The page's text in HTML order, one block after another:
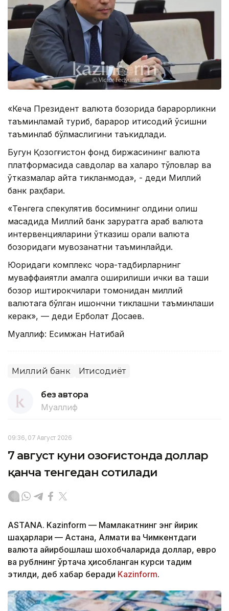
«Кеча Президент валюта бозорида барқарорликни
таъминламай туриб, барқарор иқтисодий ўсишни
таъминлаб бўлмаслигини таъкидлади.
Бугун Қозогғистон фонд биржасининг валюта
платформасида савдолар ва халқаро тўловлар ва
ўтказмалар қайта тикланмоқда», - деди Миллий
банк раҳбари.
«Тенгега спекулятив босимнинг олдини олиш
мақсадида Миллий банк заруратга қараб валюта
интервенцияларини ўтказиш орқали валюта
бозоридаги мувозанатни таъминлайди.
Юқоридаги комплекс чора-тадбирларнинг
муваффақиятли амалга оширилиши ички ва ташқи
бозор иштирокчилари томонидан миллий
валютага бўлган ишончни тиклашни таъминлаши
керак», — деди Ерболат Досаев.
Муаллиф: Есимжан Нақтибай
Миллий банк Иқтисодиёт
без автора
Муаллиф
09:36, 07 Август 2026
7 август куни Қозоғистонда доллар
қанча тенгедан сотилади
ASTANA. Kazinform — Мамлакатнинг энг йирик
шаҳарлари — Астана, Алмати ва Чимкентдаги
валюта айирбошлаш шохобчаларида доллар, евро
ва рублнинг ўртача ҳисобланган курси тақдим
этилди, деб хабар беради Kazinform.